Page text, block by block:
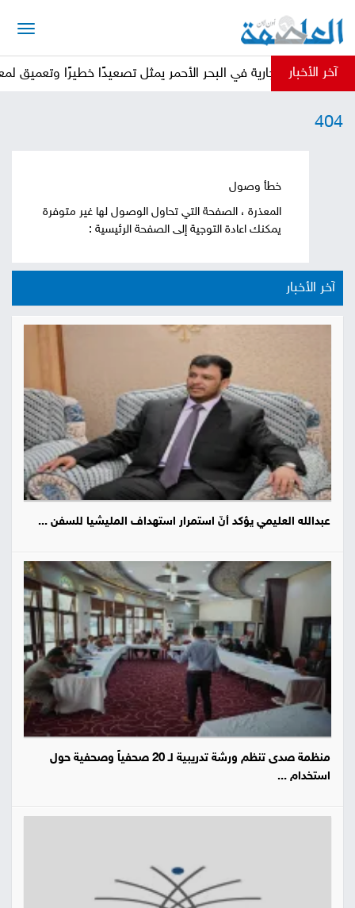
الرئيسية
وتحليلات
حقوق
كتابات
فيديوهات
من
نحن
إتصل
بنا
البحث
آخر الأخبار
التجارية في البحر الأحمر يمثل تصعيدًا خطيرًا وتعميق لمعاناة
404
خطأ وصول
المعذرة ، الصفحة التي تحاول الوصول لها غير متوفرة
يمكنك اعادة التوجية إلى الصفحة الرئيسية :
آخر الأخبار
عبدالله العليمي يؤكد أنّ استمرار استهداف المليشيا للسفن ...
منظمة صدى تنظم ورشة تدريبية لـ 20 صحفياً وصحفية حول
استخدام ...